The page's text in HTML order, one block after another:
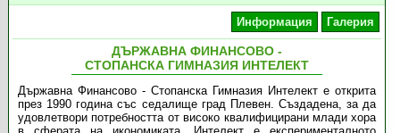
Информация Галерия
ДЪРЖАВНА ФИНАНСОВО -
СТОПАНСКА ГИМНАЗИЯ ИНТЕЛЕКТ
Държавна Финансово - Стопанска Гимназия Интелект е открита
през 1990 година със седалище град Плевен. Създадена, за да
удовлетвори потребността от високо квалифицирани млади хора